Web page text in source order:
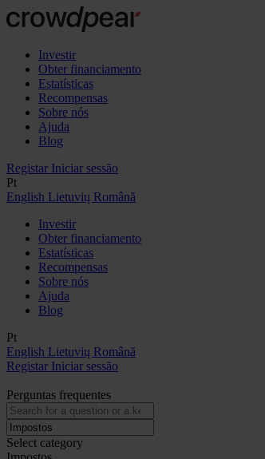
Investir
Obter financiamento
Estatísticas
Recompensas
Sobre nós
Ajuda
Blog
Registar Iniciar sessão
Pt
English Lietuvių Română
Investir
Obter financiamento
Estatísticas
Recompensas
Sobre nós
Ajuda
Blog
Pt
English Lietuvių Română
Registar Iniciar sessão
Perguntas frequentes
Select category